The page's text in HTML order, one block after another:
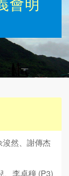
浚然、謝傳杰
、李卓穜 (P3)